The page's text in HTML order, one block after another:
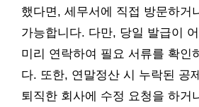
했다면, 세무서에 직접 방문하거
가능합니다. 다만, 당일 발급이
미리 연락하여 필요 서류를 확인
다. 또한, 연말정산 시 누락된 공
퇴직한 회사에 수정 요청을 하거